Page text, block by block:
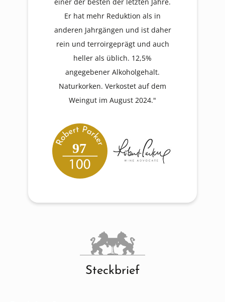
Er hat mehr Reduktion als in
anderen Jahrgängen und ist daher
rein und terroirgeprägt und auch
heller als üblich. 12,5%
angegebener Alkoholgehalt.
Naturkorken. Verkostet auf dem
Weingut im August 2024."
97
Steckbrief